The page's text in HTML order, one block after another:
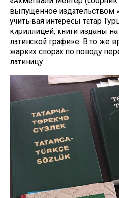
выпущенное издательством
учитывая интересы татар
кириллицей, книги изданы
латинской графике. В то же
жарких спорах по поводу
латиницу.